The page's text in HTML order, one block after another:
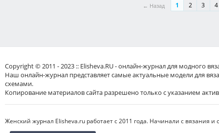
← Назад 1 2 3 4
Copyright © 2011 - 2023 :: Elisheva.RU - онлайн-журнал для модного
Наш онлайн-журнал представляет самые актуальные модели для
схемами.
Копирование материалов сайта разрешено только с указанием
Женский журнал Elisheva.ru работает с 2011 года. Начинали с вязания